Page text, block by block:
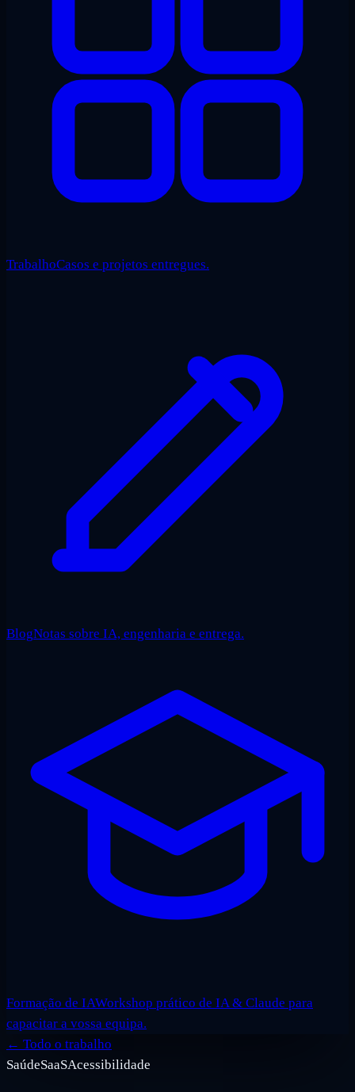
TrabalhoCasos e projetos entregues.
BlogNotas sobre IA, engenharia e entrega.
Formação de IAWorkshop prático de IA & Claude para
capacitar a vossa equipa.
← Todo o trabalho
SaúdeSaaSAcessibilidade